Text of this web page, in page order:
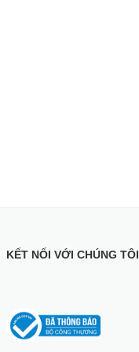
NA-
KẾT NỐI VỚI CHÚNG TÔI